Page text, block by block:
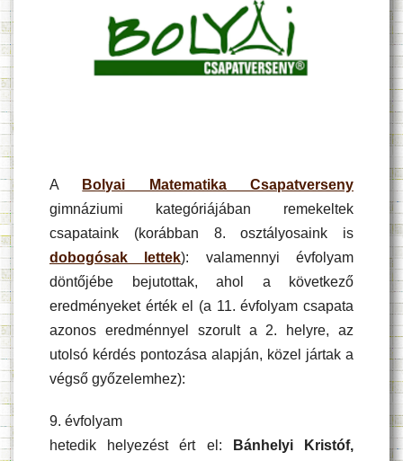
A
Bolyai Matematika Csapatverseny
gimnáziumi kategóriájában remekeltek
csapataink (korábban 8. osztályosaink is
dobogósak lettek): valamennyi évfolyam
döntőjébe bejutottak, ahol a következő
eredményeket érték el (a 11. évfolyam csapata
azonos eredménnyel szorult a 2. helyre, az
utolsó kérdés pontozása alapján, közel jártak a
végső győzelemhez):
9. évfolyam
hetedik helyezést ért el:
Bánhelyi Kristóf,